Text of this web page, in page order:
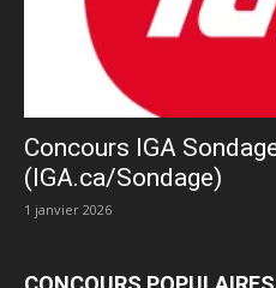
Concours IGA
(IGA.ca/Sondage)
1 janvier 2026